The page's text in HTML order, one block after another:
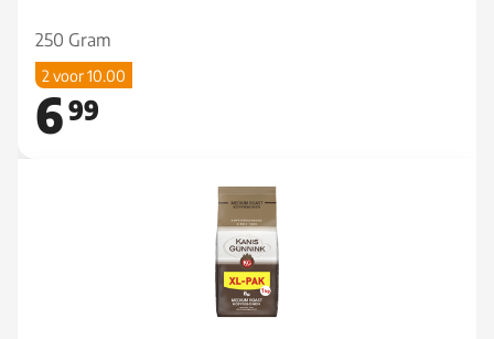
250 Gram
2 voor 10.00
699